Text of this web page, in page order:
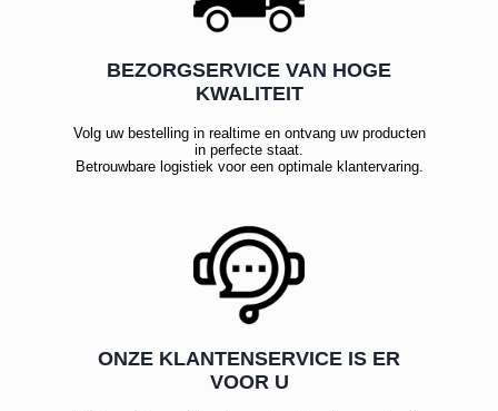
BEZORGSERVICE VAN HOGE
KWALITEIT
Volg uw bestelling in realtime en ontvang uw producten
in perfecte staat.
Betrouwbare logistiek voor een optimale klantervaring.
ONZE KLANTENSERVICE IS ER
VOOR U